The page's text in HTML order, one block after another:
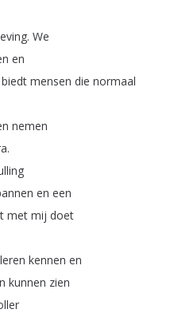
. We
en
biedt mensen die normaal
nemen
.
en een
met mij doet
leren kennen en
kunnen zien